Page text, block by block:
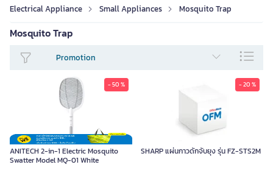
Electrical Appliance Small Appliances Mosquito Trap
Mosquito Trap
Promotion
- 50 %
ANITECH 2-in-1 Electric Mosquito
Swatter Model MQ-01 White
- 20 %
SHARP แผ่นกาวดักจับยุง รุ่น FZ-STS2M